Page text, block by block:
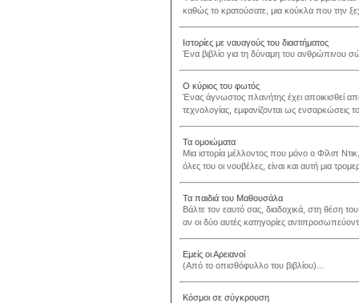
καθώς το κρατούσατε, μια κούκλα που την
Ιστορίες με ναυαγούς του διαστήματος
Ένα βιβλίο για τη δύναμη του ανθρώπινου
Ο κύριος του φωτός
Ένας άγνωστος πλανήτης έχει αποικισθεί
τεχνολογίας, εμφανίζονται ως ενσαρκώσεις
Τα ομοιώματα
Μια ιστορία μέλλοντος που μόνο ο Φίλιπ
όλες του οι νουβέλες, είναι και αυτή μια
Τα παιδιά του Μαθουσάλα
Βάλτε τον εαυτό σας, διαδοχικά, στη θέση
αν οι δύο αυτές κατηγορίες
Εμείς οι Αρειανοί
(Από το οπισθόφυλλο του βιβλίου)...
Κόσμοι σε σύγκρουση